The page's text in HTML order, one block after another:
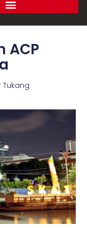
ACP
Tukang